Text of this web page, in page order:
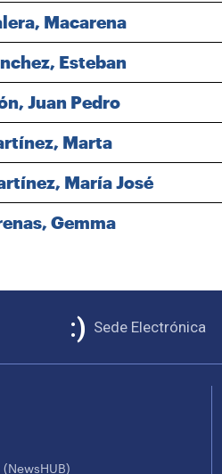
Macarena
Esteban
Juan Pedro
Marta
María José
Gemma
Sede Electrónica